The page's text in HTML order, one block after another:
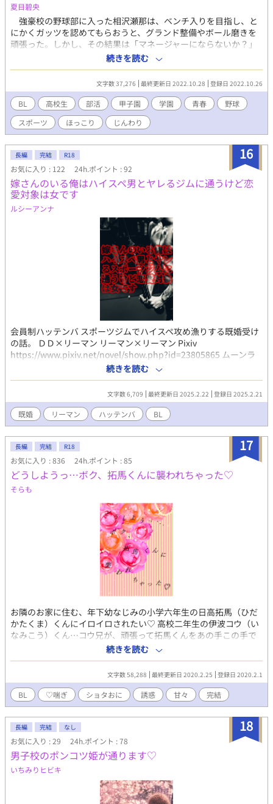
夏目碧央
強豪校の野球部に入った相沢瀬那は、ベンチ入りを目指し、と
にかくガッツを認めてもらおうと、グランド整備やボール磨きを
頑張った。しかし、その結果は「マネージャーにならないか？」
という監督からの言葉。瀬那は葛藤の末、マネージャーに転身す
る。 一方、才能溢れるピッチャーの戸田遼悠。瀬那は遼悠の才
能を羨ましく思っていたが、マネージャーとして関わる内に、遼
悠が文字通り血のにじむような努力をしている事を知る。
続きを読む
文字数 37,276 最終更新日 2022.10.28 登録日 2022.10.26
BL 高校生 部活 甲子園 学園 青春
野球
スポーツ
ほっこり じんわり
16
長編 完結 R18
お気に入り : 122 24h.ポイント : 92
嫁さんのいる俺はハイスペ男とヤレるジムに通うけど恋
愛対象は女です
ルシーアンナ
会員制ハッテンバ スポーツジムでハイスペ攻め漁りする既婚受け
の話。 ＤＤ×リーマン リーマン×リーマン Pixiv
https://www.pixiv.net/novel/show.php?id=23805865 ムーンラ
イトノベルズ https://novel18.syosetu.com/n1822jz/ fujossy
https://fujossy.jp/books/30691
続きを読む
文字数 6,709 最終更新日 2025.2.22 登録日 2025.2.21
既婚 リーマン ハッテンバ BL
17
長編 完結 R18
お気に入り : 836 24h.ポイント : 85
どうしようっ…ボク、拓馬くんに襲われちゃった♡
そらも
お隣のお家に住む、年下幼なじみの小学六年生の日高拓馬（ひだ
かたくま）くんにイロイロされたい♡ 高校二年生の伊波コウ（い
なみこう）くん…コウ兄が、頑張って拓馬くんをあの手この手で
誘惑しちゃうお話。 この高二男子、どうしようっ…とか微塵も思
っておりません（棒） 将来イケメン確実のスポーツ万能元気っこ
少年×自分は普通だと思ってるキレイめ中性的お兄さんの幼馴染
みカップリングです。 分類はショタ×おにモノになるので、ショ
タ攻めが苦手な方などいましたら、ご注意ください。 あんまりシ
ョタショタしくないかもだけど、どうぞ読んでやってくださいま
せ。 ※ R-18エロもので、♡（ハート）喘ぎ満載です。 ※ 素敵
な表紙は、pixiv小説用フリー素材にて、『やまなし』様からお借
りしました。ありがとうございます！ ※ 2020/02/15 最終話を
迎えました、ここまでコウ兄と拓馬くんの恋話にお付き合いくだ
さり本当にありがとうございました♪ 2020/02/16から、その
後の二人の番外編・その１をスタートする予定であります♡
2020/02/25 番外編・その１も最終話を迎えました、ここまでお
読みくださり感謝感謝であります！
続きを読む
文字数 58,288 最終更新日 2020.2.25 登録日 2020.2.1
BL ♡喘ぎ ショタおに 誘惑 甘々 完結
18
長編 完結 なし
お気に入り : 29 24h.ポイント : 78
男子校のポンコツ姫が通ります♡
いちみりヒビキ